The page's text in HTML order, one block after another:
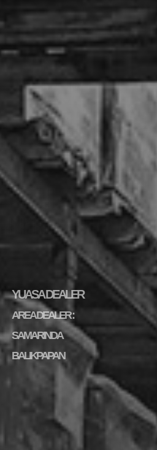
YUASA DEALER
AREA DEALER :
SAMARINDA
BALIKPAPAN